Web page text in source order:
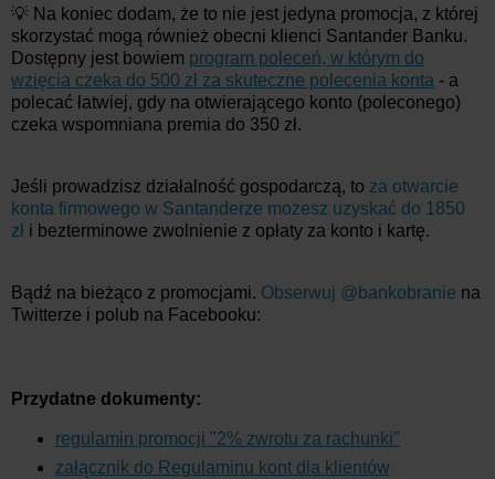
💡 Na koniec dodam, że to nie jest jedyna promocja, z której
skorzystać mogą również obecni klienci Santander Banku.
Dostępny jest bowiem program poleceń, w którym do
wzięcia czeka do 500 zł za skuteczne polecenia konta - a
polecać łatwiej, gdy na otwierającego konto (poleconego)
czeka wspomniana premia do 350 zł.
Jeśli prowadzisz działalność gospodarczą, to za otwarcie
konta firmowego w Santanderze możesz uzyskać do 1850
zł i bezterminowe zwolnienie z opłaty za konto i kartę.
Bądź na bieżąco z promocjami. Obserwuj @bankobranie na
Twitterze i polub na Facebooku:
Przydatne dokumenty:
regulamin promocji "2% zwrotu za rachunki"
załącznik do Regulaminu kont dla klientów